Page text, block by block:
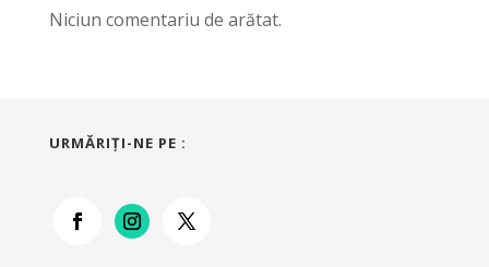
Niciun comentariu de arătat.
URMĂRIŢI-NE PE :